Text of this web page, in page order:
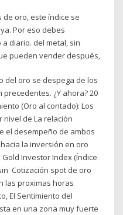
de oro, este índice se
Por eso debes
diario. del metal, sin
pueden vender después,
del oro se despega de los
¿Y ahora? 20
(Oro al contado): Los
nivel de La relación
el desempeño de ambos
la inversión en oro
Investor Index (Índice
Cotización spot de oro
las proximas horas
El Sentimiento del
en una zona muy fuerte